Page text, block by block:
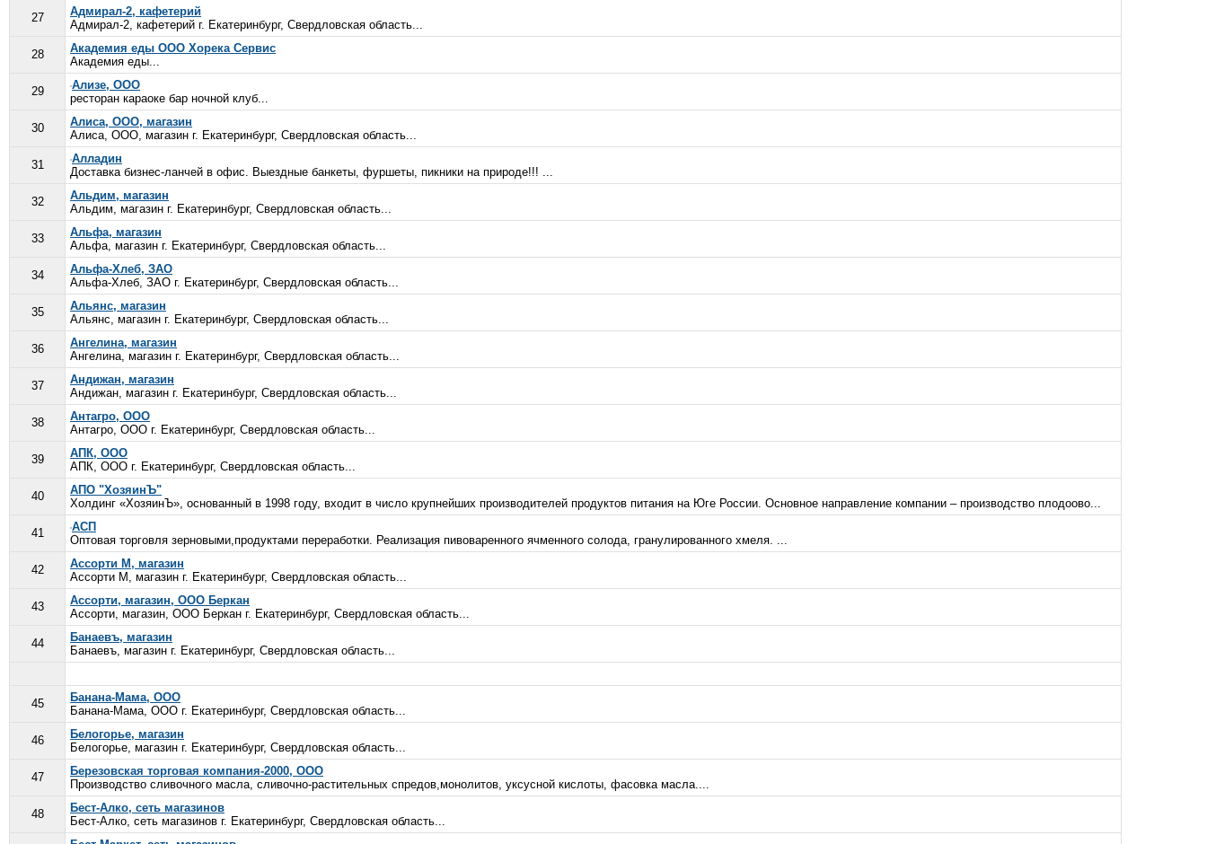
27
Адмирал-2, кафетерий
Адмирал-2, кафетерий г. Екатеринбург, Свердловская область...
28
Академия еды ООО Хорека Сервис
Академия еды...
29
Ализе, ООО
ресторан караоке бар ночной клуб...
30
Алиса, ООО, магазин
Алиса, ООО, магазин г. Екатеринбург, Свердловская область...
31
Алладин
Доставка бизнес-ланчей в офис. Выездные банкеты, фуршеты, пикники на природе!!! ...
32
Альдим, магазин
Альдим, магазин г. Екатеринбург, Свердловская область...
33
Альфа, магазин
Альфа, магазин г. Екатеринбург, Свердловская область...
34
Альфа-Хлеб, ЗАО
Альфа-Хлеб, ЗАО г. Екатеринбург, Свердловская область...
35
Альянс, магазин
Альянс, магазин г. Екатеринбург, Свердловская область...
36
Ангелина, магазин
Ангелина, магазин г. Екатеринбург, Свердловская область...
37
Андижан, магазин
Андижан, магазин г. Екатеринбург, Свердловская область...
38
Антагро, ООО
Антагро, ООО г. Екатеринбург, Свердловская область...
39
АПК, ООО
АПК, ООО г. Екатеринбург, Свердловская область...
40
АПО "ХозяинЪ"
Холдинг «ХозяинЪ», основанный в 1998 году, входит в число крупнейших производителей продуктов питания на Юге России. Основное направление компании – производство плодоово...
41
АСП
Оптовая торговля зерновыми,продуктами переработки. Реализация пивоваренного ячменного солода, гранулированного хмеля. ...
42
Ассорти М, магазин
Ассорти М, магазин г. Екатеринбург, Свердловская область...
43
Ассорти, магазин, ООО Беркан
Ассорти, магазин, ООО Беркан г. Екатеринбург, Свердловская область...
44
Банаевъ, магазин
Банаевъ, магазин г. Екатеринбург, Свердловская область...
45
Банана-Мама, ООО
Банана-Мама, ООО г. Екатеринбург, Свердловская область...
46
Белогорье, магазин
Белогорье, магазин г. Екатеринбург, Свердловская область...
47
Березовская торговая компания-2000, ООО
Производство сливочного масла, сливочно-растительных спредов,монолитов, уксусной кислоты, фасовка масла....
48
Бест-Алко, сеть магазинов
Бест-Алко, сеть магазинов г. Екатеринбург, Свердловская область...